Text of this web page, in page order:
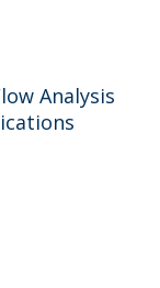
Analysis